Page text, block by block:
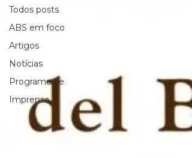
Todos posts
ABS em foco
Artigos
Notícias
Programe-se
Imprensa